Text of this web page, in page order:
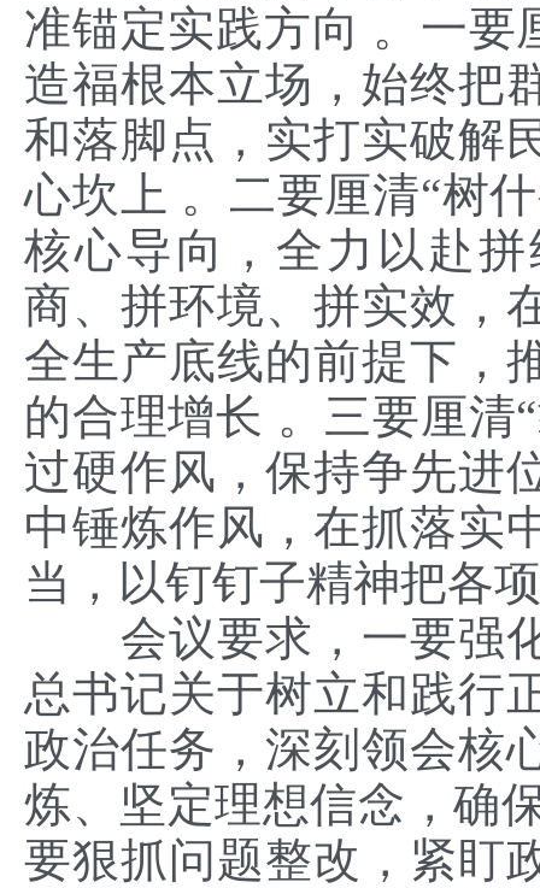
准锚定实践方向 。一要
造福根本立场，始终把
和落脚点，实打实破解
心坎上 。二要厘清“树
核心导向，全力以赴
商、拼环境、拼实效，
全生产底线的前提下，
的合理增长 。三要厘清
过硬作风，保持争先进
中锤炼作风，在抓落实
当，以钉钉子精神把各
会议要求，一要强
总书记关于树立和践行
政治任务，深刻领会核
炼、坚定理想信念，确
要狠抓问题整改，紧盯